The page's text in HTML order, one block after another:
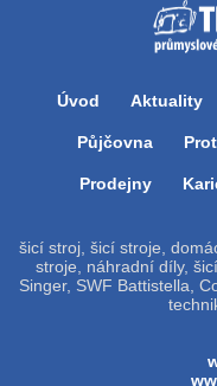
Úvod Aktuality
Půjčovna
Prodejny
šicí stroj, šicí stroje,
stroje, náhradní díly,
Singer, SWF Battistella,